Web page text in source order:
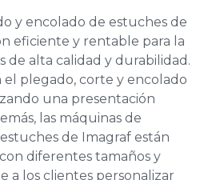
y encolado de estuches de
eficiente y rentable para la
de alta calidad y durabilidad.
el plegado, corte y encolado
una presentación
las máquinas de
de Imagraf están
diferentes tamaños y
a los clientes personalizar